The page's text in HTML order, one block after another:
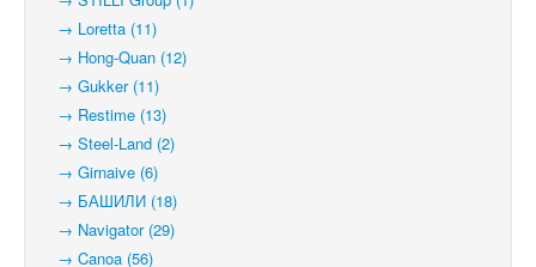
→ Loretta (11)
→ Hong-Quan (12)
→ Gukker (11)
→ Restime (13)
→ Steel-Land (2)
→ Girnaive (6)
→ БАШИЛИ (18)
→ Navigator (29)
→ Canoa (56)